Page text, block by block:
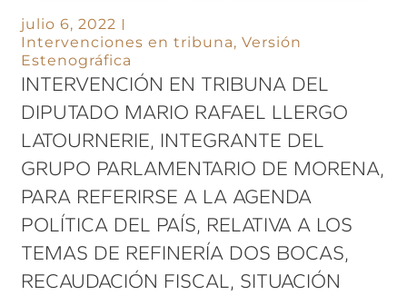
julio 6, 2022
Intervenciones en tribuna,Versión
Estenográfica
INTERVENCIÓN EN TRIBUNA DEL
DIPUTADO MARIO RAFAEL LLERGO
LATOURNERIE, INTEGRANTE DEL
GRUPO PARLAMENTARIO DE MORENA,
PARA REFERIRSE A LA AGENDA
POLÍTICA DEL PAÍS, RELATIVA A LOS
TEMAS DE REFINERÍA DOS BOCAS,
RECAUDACIÓN FISCAL, SITUACIÓN